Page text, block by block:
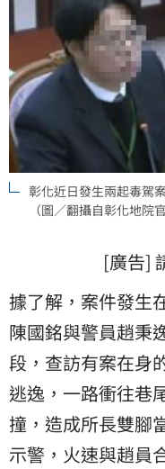
彰化近日發生兩起毒駕
（圖／翻攝自彰化地院官
[廣告]
據了解，案件發生
陳國銘與警員趙秉
段，查訪有案在身
逃逸，一路衝往巷
撞，造成所長雙腳
示警，火速與趙員